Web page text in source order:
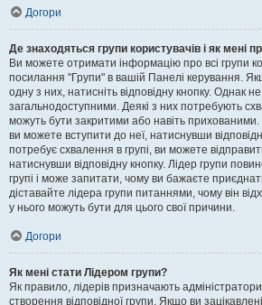
Догори
Де знаходяться групи користувачів і як мені
Ви можете отримати інформацію про всі групи
посилання "Групи" в вашій Панелі керування.
одну з них, натисніть відповідну кнопку. Однак не
загальнодоступними. Деякі з них потребують
можуть бути закритими або навіть
ви можете вступити до неї, натиснувши
потребує схвалення в групі, ви можете
натиснувши відповідну кнопку. Лідер групи
групі і може запитати, чому ви бажаєте
діставайте лідера групи питаннями, чому він
у нього можуть бути для цього свої причини.
Догори
Як мені стати Лідером групи?
Як правило, лідерів призначають
створення відповідної групи. Якщо ви